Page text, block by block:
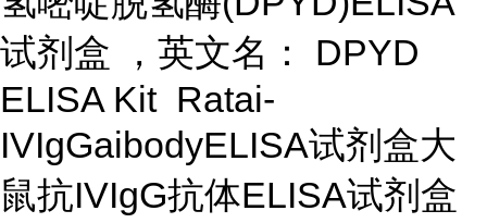
试剂盒 ，英文名： DPYD
ELISA Kit Ratai-
IVIgGaibodyELISA试剂盒大
鼠抗IVIgG抗体ELISA试剂盒